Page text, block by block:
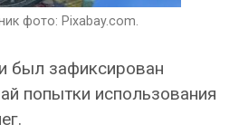
фото: Pixabay.com.
был зафиксирован
попытки использования